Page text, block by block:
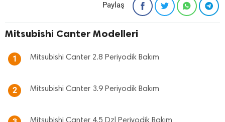
Paylaş
Mitsubishi Canter Modelleri
1 Mitsubishi Canter 2.8 Periyodik Bakım
2 Mitsubishi Canter 3.9 Periyodik Bakım